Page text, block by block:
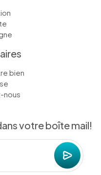
bien
nous
votre boîte mail!